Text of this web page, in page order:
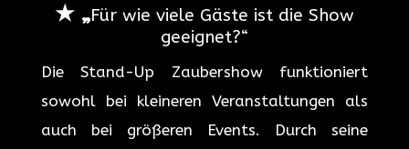
★ „Für wie viele Gäste ist die Show
geeignet?“
Die Stand-Up Zaubershow funktioniert
sowohl bei kleineren Veranstaltungen als
auch bei größeren Events. Durch seine